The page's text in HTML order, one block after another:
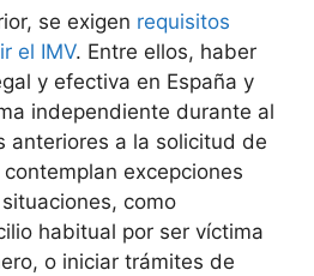
se exigen requisitos
el IMV. Entre ellos, haber
y efectiva en España y
independiente durante al
anteriores a la solicitud de
excepciones
como
habitual por ser víctima
o iniciar trámites de